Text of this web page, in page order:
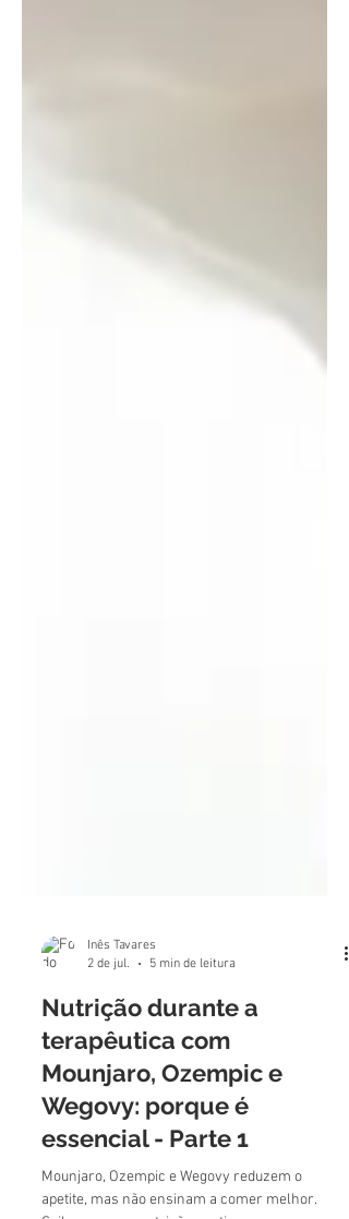
Inês Tavares
2 de jul.
5 min de leitura
Nutrição durante a
terapêutica com
Mounjaro, Ozempic e
Wegovy: porque é